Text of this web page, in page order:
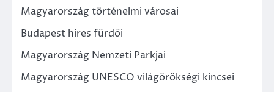
Magyarország történelmi városai
Budapest híres fürdői
Magyarország Nemzeti Parkjai
Magyarország UNESCO világörökségi kincsei